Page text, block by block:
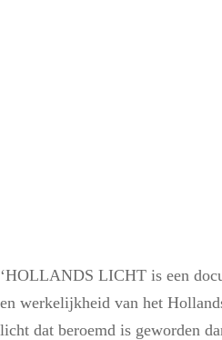
‘HOLLANDS LICHT is een
en werkelijkheid van het
licht dat beroemd is geworden